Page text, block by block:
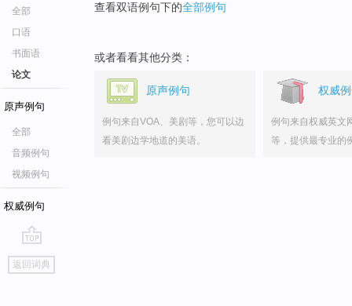
全部
口语
书面语
论文
原声例句
全部
音频例句
视频例句
权威例句
go
top
返回词典
查看双语例句下的全部例句
或者看看其他分类：
原声例句
例句来自VOA、美剧等，您可以边
看美剧边学地道的美语。
权威
例句来自权威英文
等，提供最专业的